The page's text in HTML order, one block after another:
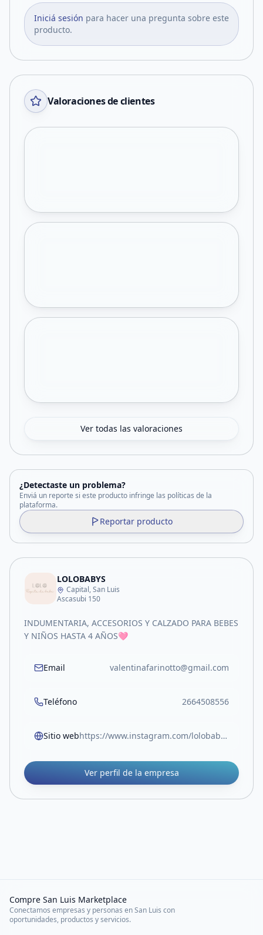
Iniciá sesión para hacer una pregunta sobre este
producto.
Valoraciones de clientes
Ver todas las valoraciones
¿Detectaste un problema?
Enviá un reporte si este producto infringe las políticas de la
plataforma.
Reportar producto
LOLOBABYS
Capital, San Luis
Ascasubi 150
INDUMENTARIA, ACCESORIOS Y CALZADO PARA BEBES
Y NIÑOS HASTA 4 AÑOS🩷
Email valentinafarinotto@gmail.com
Teléfono 2664508556
Sitio web https://www.instagram.com/lolobabys_sl?igsh=MThpamNyaTAwNGZxcA==
Ver perfil de la empresa
Compre San Luis Marketplace
Conectamos empresas y personas en San Luis con
oportunidades, productos y servicios.